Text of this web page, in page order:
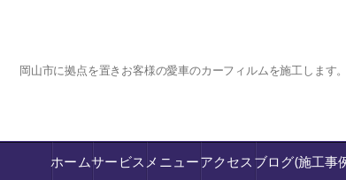
岡山市に拠点を置きお客様の愛車のカーフィルムを施工します。
ホームサービス メニューアクセス ブログ(施工事